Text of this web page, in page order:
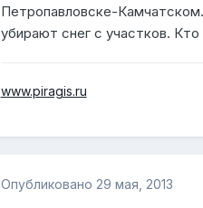
Петропавловске-
убирают снег с участков. Кто
www.piragis.ru
Опубликовано 29 мая, 2013